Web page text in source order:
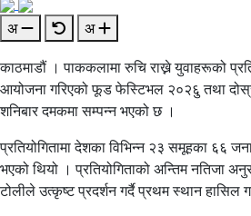
अ
अ
काठमाडौं । पाककलामा रुचि राख्ने युवाहरूको
आयोजना गरिएको फूड फेस्टिभल २०२६ु तथा
शनिबार दमकमा सम्पन्न भएको छ ।
प्रतियोगितामा देशका विभिन्न २३ समूहका ६६
भएको थियो । प्रतियोगिताको अन्तिम नतिजा
टोलीले उत्कृष्ट प्रदर्शन गर्दै प्रथम स्थान हासिल